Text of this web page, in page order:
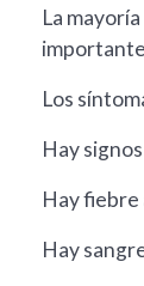
La
Los
Hay
Hay fiebre
Hay